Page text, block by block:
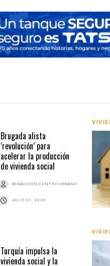
Brugada alista
‘revolución’ para
acelerar la producción
de vivienda social
REDACCIÓN CENTRO URBANO
JULIO 27, 2026
Turquía impulsa la
vivienda social y la